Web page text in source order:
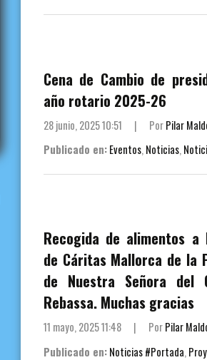
Cena de Cambio de
año rotario 2025-26
28 junio, 2025 10:51 | PorPilar
Publicado en: Eventos,Noticias,
Recogida de alimentos a
de Cáritas Mallorca de la
de Nuestra Señora del
Rebassa. Muchas gracias
11 mayo, 2025 11:48 | PorPilar
Publicado en: Noticias #Portada,